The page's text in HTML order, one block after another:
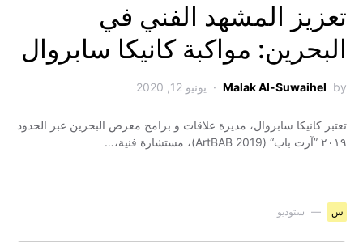
تعزيز المشهد الفني في
البحرين: مواكبة كانيكا سابروال
by
Malak Al-Suwaihel يونيو 12, 2020
تعتبر كانيكا سابروال، مديرة علاقات و برامج معرض البحرين عبر الحدود
٢٠١٩ ”آرت باب“ (ArtBAB 2019)، مستشارة فنية،…
س ستوديو